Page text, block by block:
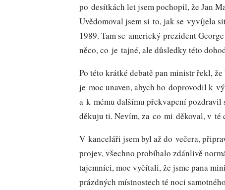
po desítkách let jsem pochopil, že Jan
Uvědomoval jsem si to, jak se vyvíjela
1989. Tam se americký prezident
něco, co je tajné, ale důsledky této
Po této krátké debatě pan ministr řekl,
je moc unaven, abych ho doprovodil k
a k mému dalšímu překvapení pozdravil
děkuju ti. Nevím, za co mi děkoval, v té
V kanceláři jsem byl až do večera,
projev, všechno probíhalo zdánlivě
tajemníci, moc vyčítali, že jsme pana
prázdných místnostech té noci